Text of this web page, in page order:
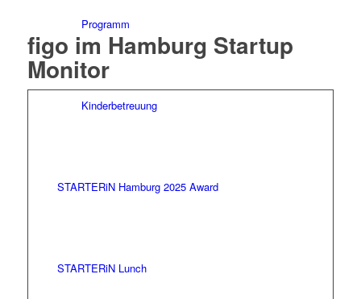
Programm
Kinderbetreuung
STARTERiN Hamburg 2025 Award
STARTERiN Lunch
figo im Hamburg Startup
Monitor